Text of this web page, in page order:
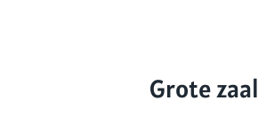
Grote zaal